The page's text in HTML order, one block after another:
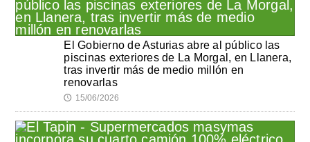
El Gobierno de Asturias abre al público las
piscinas exteriores de La Morgal, en Llanera,
tras invertir más de medio millón en
renovarlas
🕔 15/06/2026